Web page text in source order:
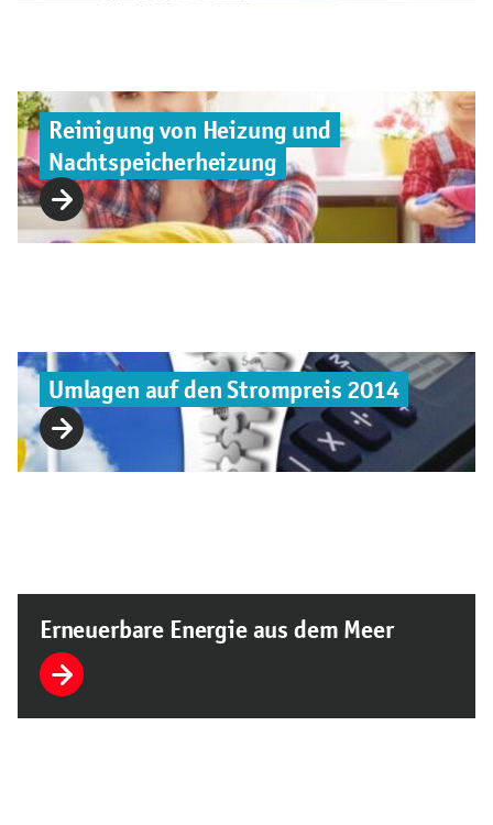
Reinigung von Heizung und
Nachtspeicherheizung
Umlagen auf den Strompreis 2014
Erneuerbare Energie aus dem Meer